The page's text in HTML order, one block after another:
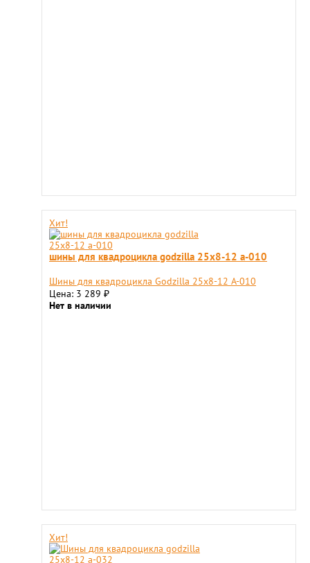
Хит!
шины для квадроцикла godzilla 25х8-12 a-010
Шины для квадроцикла Godzilla 25х8-12 A-010
Цена: 3 289 ₽
Нет в наличии
Хит!